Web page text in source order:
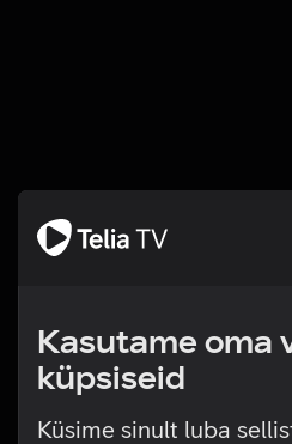
Kasutame oma
küpsiseid
Küsime sinult luba